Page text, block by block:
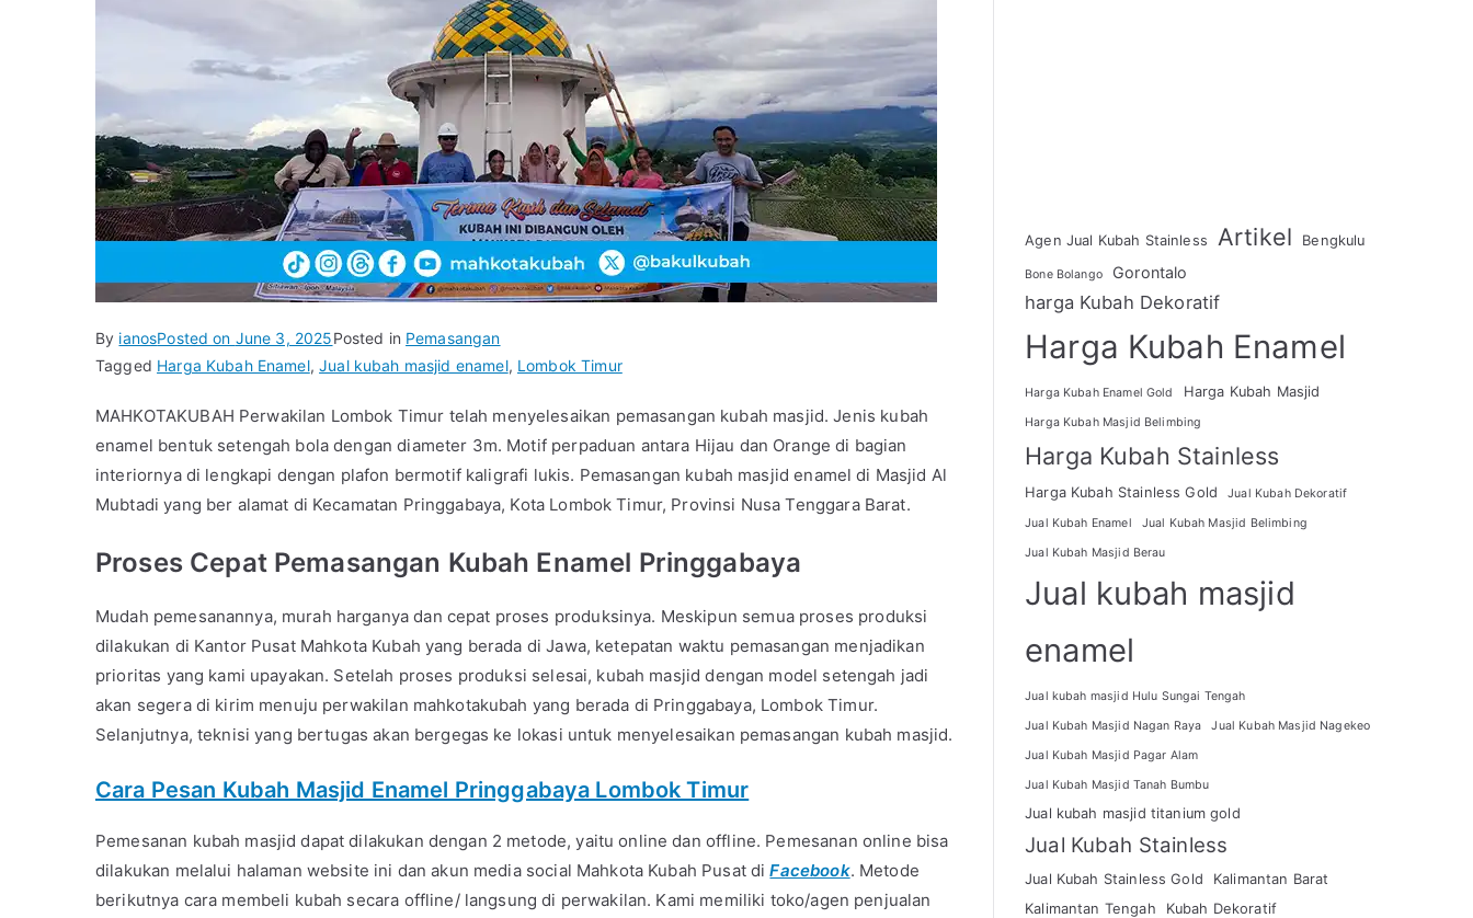
By ianosPosted on June 3, 2025Posted in Pemasangan
Tagged Harga Kubah Enamel,Jual kubah masjid enamel, Lombok Timur
MAHKOTAKUBAH Perwakilan Lombok Timur telah menyelesaikan pemasangan kubah masjid. Jenis kubah
enamel bentuk setengah bola dengan diameter 3m. Motif perpaduan antara Hijau dan Orange di bagian
interiornya di lengkapi dengan plafon bermotif kaligrafi lukis. Pemasangan kubah masjid enamel di Masjid Al
Mubtadi yang ber alamat di Kecamatan Pringgabaya, Kota Lombok Timur, Provinsi Nusa Tenggara Barat.
Proses Cepat Pemasangan Kubah Enamel Pringgabaya
Mudah pemesanannya, murah harganya dan cepat proses produksinya. Meskipun semua proses produksi
dilakukan di Kantor Pusat Mahkota Kubah yang berada di Jawa, ketepatan waktu pemasangan menjadikan
prioritas yang kami upayakan. Setelah proses produksi selesai, kubah masjid dengan model setengah jadi
akan segera di kirim menuju perwakilan mahkotakubah yang berada di Pringgabaya, Lombok Timur.
Selanjutnya, teknisi yang bertugas akan bergegas ke lokasi untuk menyelesaikan pemasangan kubah masjid.
Cara Pesan Kubah Masjid Enamel Pringgabaya Lombok Timur
Pemesanan kubah masjid dapat dilakukan dengan 2 metode, yaitu online dan offline. Pemesanan online bisa
dilakukan melalui halaman website ini dan akun media social Mahkota Kubah Pusat diFacebook. Metode
berikutnya cara membeli kubah secara offline/ langsung di perwakilan. Kami memiliki toko/agen penjualan
Agen Jual Kubah Stainless Artikel Bengkulu
Bone Bolango Gorontalo
harga Kubah Dekoratif
Harga Kubah Enamel
Harga Kubah Enamel Gold Harga Kubah Masjid
Harga Kubah Masjid Belimbing
Harga Kubah Stainless
Harga Kubah Stainless Gold Jual Kubah Dekoratif
Jual Kubah Enamel Jual Kubah Masjid Belimbing
Jual Kubah Masjid Berau
Jual kubah masjid
enamel
Jual kubah masjid Hulu Sungai Tengah
Jual Kubah Masjid Nagan Raya Jual Kubah Masjid Nagekeo
Jual Kubah Masjid Pagar Alam
Jual Kubah Masjid Tanah Bumbu
Jual kubah masjid titanium gold
Jual Kubah Stainless
Jual Kubah Stainless Gold
Kalimantan Barat
Kalimantan Tengah
Kubah Dekoratif